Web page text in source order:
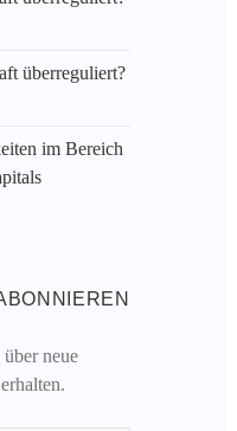
überreguliert?
im Bereich
neue